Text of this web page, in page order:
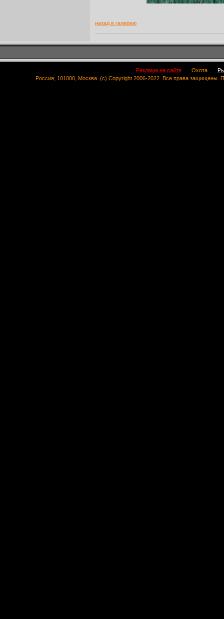
назад в галерею
Реклама на сайте Охота
Россия, 101000, Москва. (c) Copyright 2006-2022. Все права защищены.